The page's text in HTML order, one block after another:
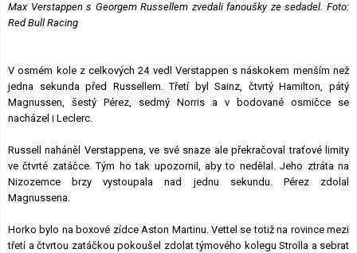
Max Verstappen s Georgem Russellem zvedali fanoušky ze sedadel. Foto:
Red Bull Racing
V osmém kole z celkových 24 vedl Verstappen s náskokem menším než
jedna sekunda před Russellem. Třetí byl Sainz, čtvrtý Hamilton, pátý
Magnussen, šestý Pérez, sedmý Norris a v bodované osmičce se
nacházel i Leclerc.
Russell naháněl Verstappena, ve své snaze ale překračoval traťové limity
ve čtvrté zatáčce. Tým ho tak upozornil, aby to nedělal. Jeho ztráta na
Nizozemce brzy vystoupala nad jednu sekundu. Pérez zdolal
Magnussena.
Horko bylo na boxové zídce Aston Martinu. Vettel se totiž na rovince mezi
třetí a čtvrtou zatáčkou pokoušel zdolat týmového kolegu Strolla a sebrat